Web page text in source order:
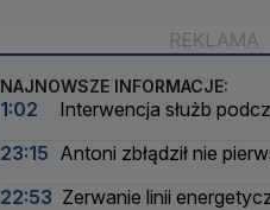
NAJNOWSZE INFORMACJE:
1:02
Interwencja służb
23:15 Antoni zbłądził nie
22:53 Zerwanie linii